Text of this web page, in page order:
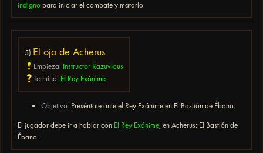
indigno para iniciar el combate y matarlo.
5) El ojo de Acherus
Empieza: Instructor Razuvious
Termina: El Rey Exánime
Objetivo: Preséntate ante el Rey Exánime en El Bastión de Ébano.
El jugador debe ir a hablar con El Rey Exánime, en Acherus: El Bastión de
Ébano.